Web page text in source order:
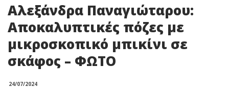
Αλεξάνδρα Παναγιώταρου:
Αποκαλυπτικές πόζες με
μικροσκοπικό μπικίνι σε
σκάφος – ΦΩΤΟ
24/07/2024